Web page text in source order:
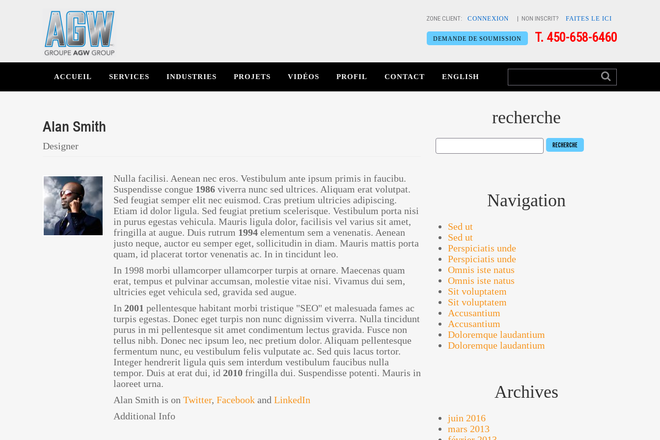
ZONE CLIENT: CONNEXION | NON INSCRIT? FAITES LE ICI
DEMANDE DE SOUMISSION T. 450-658-6460
ACCUEIL SERVICES INDUSTRIES PROJETS VIDÉOS PROFIL CONTACT ENGLISH
Alan Smith
Designer
Nulla facilisi. Aenean nec eros. Vestibulum ante ipsum primis in faucibu.
Suspendisse congue 1986 viverra nunc sed ultrices. Aliquam erat volutpat.
Sed feugiat semper elit nec euismod. Cras pretium ultricies adipiscing.
Etiam id dolor ligula. Sed feugiat pretium scelerisque. Vestibulum porta nisi
in purus egestas vehicula. Mauris ligula dolor, facilisis vel varius sit amet,
fringilla at augue. Duis rutrum 1994 elementum sem a venenatis. Aenean
justo neque, auctor eu semper eget, sollicitudin in diam. Mauris mattis porta
quam, id placerat tortor venenatis ac. In in tincidunt leo.
In 1998 morbi ullamcorper ullamcorper turpis at ornare. Maecenas quam
erat, tempus et pulvinar accumsan, molestie vitae nisi. Vivamus dui sem,
ultricies eget vehicula sed, gravida sed augue.
In 2001 pellentesque habitant morbi tristique "SEO" et malesuada fames ac
turpis egestas. Donec eget turpis non nunc dignissim viverra. Nulla tincidunt
purus in mi pellentesque sit amet condimentum lectus gravida. Fusce non
tellus nibh. Donec nec ipsum leo, nec pretium dolor. Aliquam pellentesque
fermentum nunc, eu vestibulum felis vulputate ac. Sed quis lacus tortor.
Integer hendrerit ligula quis sem interdum vestibulum faucibus nulla
tempor. Duis at erat dui, id 2010 fringilla dui. Suspendisse potenti. Mauris in
laoreet urna.
Alan Smith is on Twitter, Facebook and LinkedIn
Additional Info
recherche
Navigation
Sed ut
Sed ut
Perspiciatis unde
Perspiciatis unde
Omnis iste natus
Omnis iste natus
Sit voluptatem
Sit voluptatem
Accusantium
Accusantium
Doloremque laudantium
Doloremque laudantium
Archives
juin 2016
mars 2013